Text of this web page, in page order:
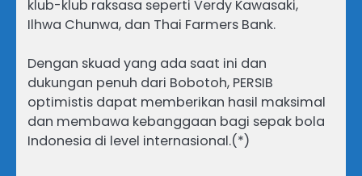
klub-klub raksasa seperti Verdy Kawasaki,
Ilhwa Chunwa, dan Thai Farmers Bank.
Dengan skuad yang ada saat ini dan
dukungan penuh dari Bobotoh, PERSIB
optimistis dapat memberikan hasil maksimal
dan membawa kebanggaan bagi sepak bola
Indonesia di level internasional.(*)